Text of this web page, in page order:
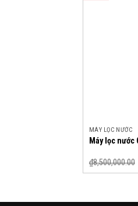
MÁY LỌC NƯỚC
Máy lọc nước
₫8,500,000.00